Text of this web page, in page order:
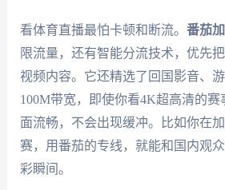
看体育直播最怕卡顿和断流。 番茄
限流量，还有智能分流技术，优先
视频内容。它还精选了回国影音、
100M带宽，即使你看4K超高清的
面流畅，不会出现缓冲。比如你在
赛，用番茄的专线，就能和国内观
彩瞬间。